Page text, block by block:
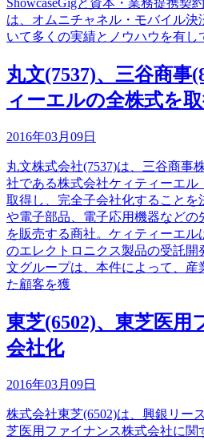
ShowcaseGigと資本・業務提携契
は、オムニチャネル・モバイル
いて多くの実績とノウハウを有し
丸文(7537)、三谷商事
ィーエルの全株式を
2016年03月09日
丸文株式会社(7537)は、三谷商事
社である株式会社ケィティーエル
取得し、完全子会社化すること
や電子部品、電子応用機器などの
を販売する商社。ケィティーエ
のエレクトロニクス製品の受託
文グループは、本件によって、産
た顧客を獲
東芝(6502)、東芝医
会社化
2016年03月09日
株式会社東芝(6502)は、興銀リー
芝医用ファイナンス株式会社に関